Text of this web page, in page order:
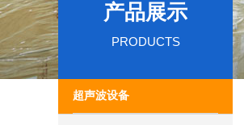
产品展示
PRODUCTS
超声波设备